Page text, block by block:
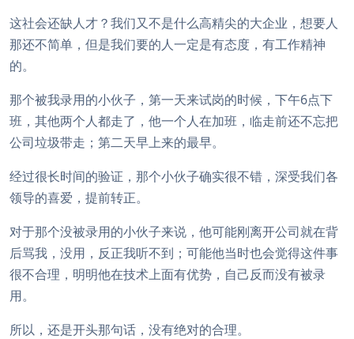
这社会还缺人才？我们又不是什么高精尖的大企业，想要人
那还不简单，但是我们要的人一定是有态度，有工作精神
的。
那个被我录用的小伙子，第一天来试岗的时候，下午6点下
班，其他两个人都走了，他一个人在加班，临走前还不忘把
公司垃圾带走；第二天早上来的最早。
经过很长时间的验证，那个小伙子确实很不错，深受我们各
领导的喜爱，提前转正。
对于那个没被录用的小伙子来说，他可能刚离开公司就在背
后骂我，没用，反正我听不到；可能他当时也会觉得这件事
很不合理，明明他在技术上面有优势，自己反而没有被录
用。
所以，还是开头那句话，没有绝对的合理。